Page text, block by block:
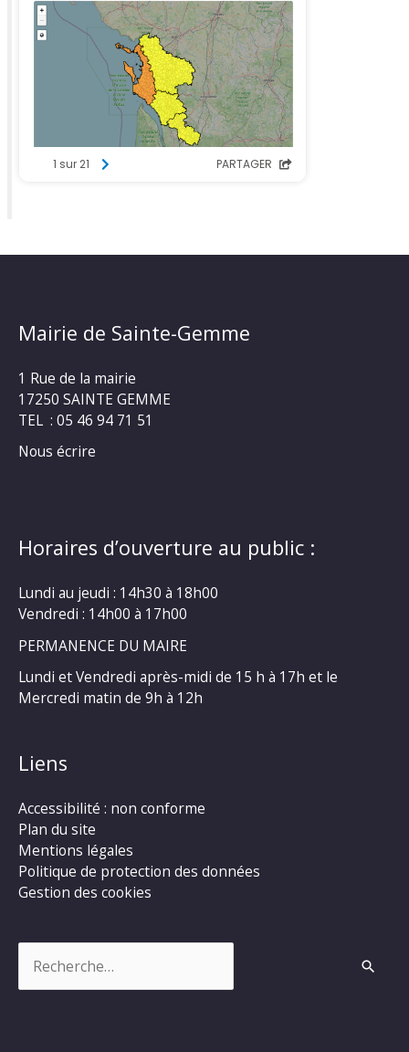
Mairie de Sainte-Gemme
1 Rue de la mairie
17250 SAINTE GEMME
TEL : 05 46 94 71 51
Nous écrire
Horaires d’ouverture au public :
Lundi au jeudi : 14h30 à 18h00
Vendredi : 14h00 à 17h00
PERMANENCE DU MAIRE
Lundi et Vendredi après-midi de 15 h à 17h et le
Mercredi matin de 9h à 12h
Liens
Accessibilité : non conforme
Plan du site
Mentions légales
Politique de protection des données
Gestion des cookies